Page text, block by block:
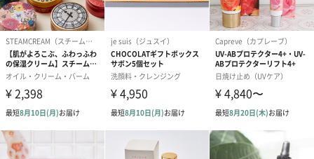
ダンボール装飾（ひま
わり）（720円）
ダンボール装飾（チュ
ーリップ）（720円）
ダンボール装
イトピンク×
ト）（580円）
紙袋
お渡し用の紙袋です。